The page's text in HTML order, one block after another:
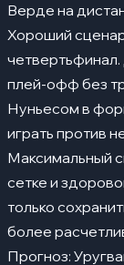
Верде на
Хороший
плей-офф без
Нуньесом в
играть против
Максимальный
сетке и
только
более
Прогноз: